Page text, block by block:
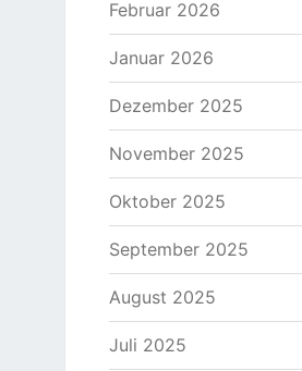
Februar 2026
Januar 2026
Dezember 2025
November 2025
Oktober 2025
September 2025
August 2025
Juli 2025